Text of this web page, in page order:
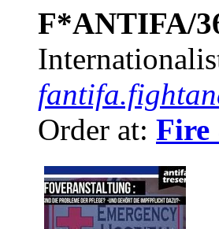
F*ANTIFA/
Order at: Fire